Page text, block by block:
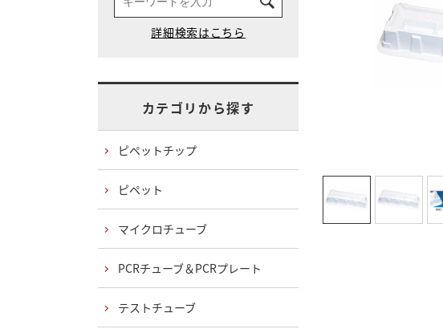
カテゴリから探す
ピペットチップ
ピペット
マイクロチューブ
PCRチューブ＆PCRプレート
テストチューブ